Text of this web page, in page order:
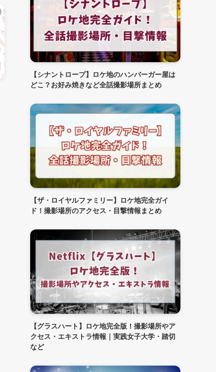
【シナントロープ】ロケ地のハンバーガー屋は
どこ？お好み焼きなど全話撮影場所まとめ
【ザ・ロイヤルファミリー】ロケ地完全ガイ
ド！撮影場所のアクセス・目撃情報まとめ
【グラスハート】ロケ地完全版！撮影場所やア
クセス・エキストラ情報｜実践女子大学・踏切
など